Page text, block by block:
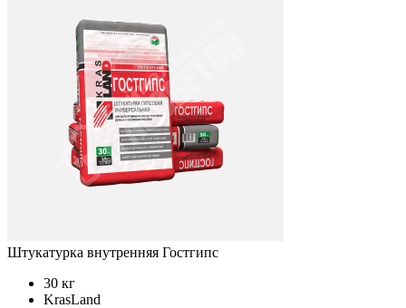
Штукатурка внутренняя Гостгипс
30 кг
KrasLand